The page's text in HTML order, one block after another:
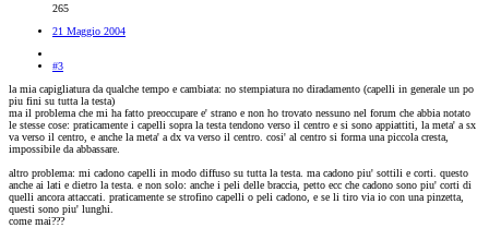
265
21 Maggio 2004
#3
la mia capigliatura da qualche tempo e cambiata: no stempiatura no diradamento (capelli in generale un po
piu fini su tutta la testa)
ma il problema che mi ha fatto preoccupare e' strano e non ho trovato nessuno nel forum che abbia notato
le stesse cose: praticamente i capelli sopra la testa tendono verso il centro e si sono appiattiti, la meta' a sx
va verso il centro, e anche la meta' a dx va verso il centro. cosi' al centro si forma una piccola cresta,
impossibile da abbassare.
altro problema: mi cadono capelli in modo diffuso su tutta la testa. ma cadono piu' sottili e corti. questo
anche ai lati e dietro la testa. e non solo: anche i peli delle braccia, petto ecc che cadono sono piu' corti di
quelli ancora attaccati. praticamente se strofino capelli o peli cadono, e se li tiro via io con una pinzetta,
questi sono piu' lunghi.
come mai???